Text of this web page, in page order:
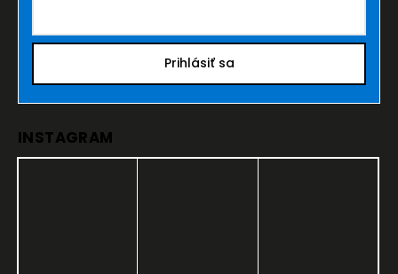
Prihlásiť sa
INSTAGRAM